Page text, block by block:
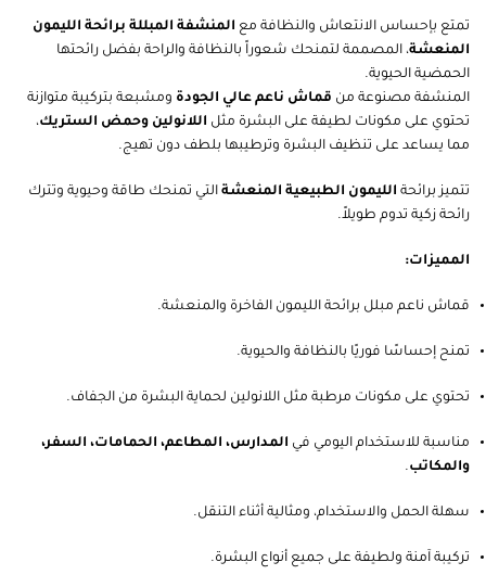
تمتع بإحساس الانتعاش والنظافة مع المنشفة المبللة برائحة الليمون
المنعشة، المصممة لتمنحك شعوراً بالنظافة والراحة بفضل رائحتها
الحمضية الحيوية.
المنشفة مصنوعة من قماش ناعم عالي الجودة ومشبعة بتركيبة متوازنة
تحتوي على مكونات لطيفة على البشرة مثل اللانولين وحمض الستريك،
مما يساعد على تنظيف البشرة وترطيبها بلطف دون تهيج.
تتميز برائحة الليمون الطبيعية المنعشة التي تمنحك طاقة وحيوية وتترك
رائحة زكية تدوم طويلاً.
المميزات:
قماش ناعم مبلل برائحة الليمون الفاخرة والمنعشة.
تمنح إحساسًا فوريًا بالنظافة والحيوية.
تحتوي على مكونات مرطبة مثل اللانولين لحماية البشرة من الجفاف.
مناسبة للاستخدام اليومي في المدارس، المطاعم، الحمامات، السفر،
والمكاتب.
سهلة الحمل والاستخدام، ومثالية أثناء التنقل.
تركيبة آمنة ولطيفة على جميع أنواع البشرة.